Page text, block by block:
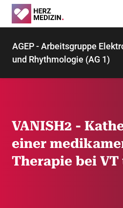
AGEP - Arbeitsgruppe
und Rhythmologie (AG 1)
VANISH2 -
einer
Therapie bei